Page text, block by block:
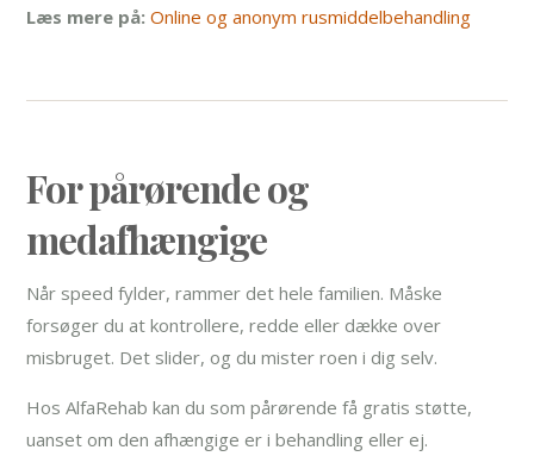
Læs mere på: Online og anonym rusmiddelbehandling
For pårørende og
medafhængige
Når speed fylder, rammer det hele familien. Måske
forsøger du at kontrollere, redde eller dække over
misbruget. Det slider, og du mister roen i dig selv.
Hos AlfaRehab kan du som pårørende få gratis støtte,
uanset om den afhængige er i behandling eller ej.